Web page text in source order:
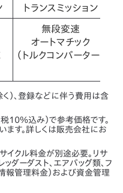
トランスミッション
無段変速
オートマチック
（トルクコンバーター付）
）、登録などに伴う費用は含
10％込み）で参考価格です。
す。詳しくは販売会社にお
イクル料金が別途必要。リサ
ダーダスト、エアバッグ類、フ
報管理料金）および資金管理